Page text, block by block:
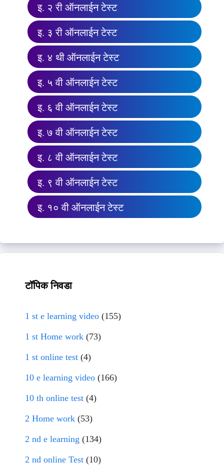
इ. २ री ऑनलाईन टेस्ट
इ. ३ री ऑनलाईन टेस्ट
इ. ४ थी ऑनलाईन टेस्ट
इ. ५ वी ऑनलाईन टेस्ट
इ. ६ वी ऑनलाईन टेस्ट
इ. ७ वी ऑनलाईन टेस्ट
इ. ८ वी ऑनलाईन टेस्ट
इ. ९ वी ऑनलाईन टेस्ट
इ. १० वी ऑनलाईन टेस्ट
टॉपिक निवडा
1 st e learning video (155)
1 st Home work (73)
1 st online test (4)
10 e learning video (166)
10 th online test (4)
2 Home work (53)
2 nd e learning (134)
2 nd online Test (10)